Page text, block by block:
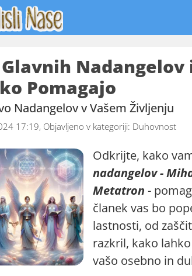
Nadangelov
Pomagajo
Nadangelov v Vašem Življenju
17:19, Objavljeno v kategoriji: Duhovnost
Odkrijte, kako
nadangelov -
Metatron -
članek vas bo
lastnosti, od
razkril, kako
vašo osebno in